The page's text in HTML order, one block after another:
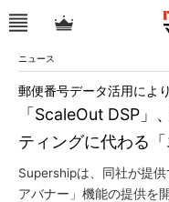
ニュース
「ScaleOut DSP」
ティングに代わる
郵便番号データ活用によ
Supershipは、同社が提
アバナー」機能の提供を